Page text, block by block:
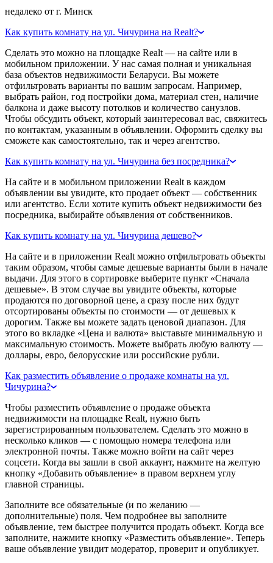
недалеко от г. Минск
Как купить комнату на ул. Чичурина на Realt?
Сделать это можно на площадке Realt — на сайте или в
мобильном приложении. У нас самая полная и уникальная
база объектов недвижимости Беларуси. Вы можете
отфильтровать варианты по вашим запросам. Например,
выбрать район, год постройки дома, материал стен, наличие
балкона и даже высоту потолков и количество санузлов.
Чтобы обсудить объект, который заинтересовал вас, свяжитесь
по контактам, указанным в объявлении. Оформить сделку вы
сможете как самостоятельно, так и через агентство.
Как купить комнату на ул. Чичурина без посредника?
На сайте и в мобильном приложении Realt в каждом
объявлении вы увидите, кто продает объект — собственник
или агентство. Если хотите купить объект недвижимости без
посредника, выбирайте объявления от собственников.
Как купить комнату на ул. Чичурина дешево?
На сайте и в приложении Realt можно отфильтровать объекты
таким образом, чтобы самые дешевые варианты были в начале
выдачи. Для этого в сортировке выберите пункт «Сначала
дешевые». В этом случае вы увидите объекты, которые
продаются по договорной цене, а сразу после них будут
отсортированы объекты по стоимости — от дешевых к
дорогим. Также вы можете задать ценовой диапазон. Для
этого во вкладке «Цена и валюта» выставьте минимальную и
максимальную стоимость. Можете выбрать любую валюту —
доллары, евро, белорусские или российские рубли.
Как разместить объявление о продаже комнаты на ул.
Чичурина?
Чтобы разместить объявление о продаже объекта
недвижимости на площадке Realt, нужно быть
зарегистрированным пользователем. Сделать это можно в
несколько кликов — с помощью номера телефона или
электронной почты. Также можно войти на сайт через
соцсети. Когда вы зашли в свой аккаунт, нажмите на желтую
кнопку «Добавить объявление» в правом верхнем углу
главной страницы.
Заполните все обязательные (и по желанию —
дополнительные) поля. Чем подробнее вы заполните
объявление, тем быстрее получится продать объект. Когда все
заполните, нажмите кнопку «Разместить объявление». Теперь
ваше объявление увидит модератор, проверит и опубликует.